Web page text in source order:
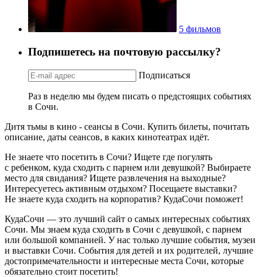
5 фильмов
Подпишетесь на почтовую рассылку?
Подписаться
Раз в неделю мы будем писать о предстоящих событиях
в Сочи.
Дитя тьмы в кино - сеансы в Сочи. Купить билеты, почитать
описание, даты сеансов, в каких кинотеатрах идёт.
Не знаете что посетить в Сочи? Ищете где погулять
с ребенком, куда сходить с парнем или девушкой? Выбираете
место для свидания? Ищете развлечения на выходные?
Интересуетесь активным отдыхом? Посещаете выставки?
Не знаете куда сходить на корпоратив? КудаСочи поможет!
КудаСочи — это лучший сайт о самых интересных событиях
Сочи. Мы знаем куда сходить в Сочи с девушкой, с парнем
или большой компанией. У нас только лучшие события, музеи
и выставки Сочи. События для детей и их родителей, лучшие
достопримечательности и интересные места Сочи, которые
обязательно стоит посетить!